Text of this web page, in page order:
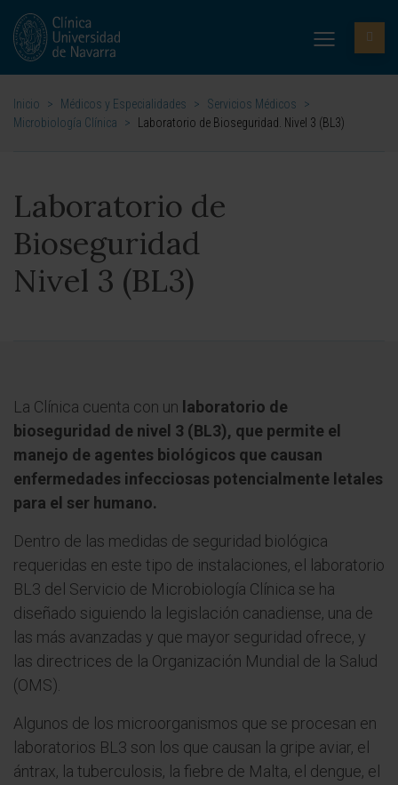
Inicio > Médicos y Especialidades > Servicios Médicos
>
Microbiología Clínica
> Laboratorio de Bioseguridad. Nivel 3 (BL3)
Laboratorio de
Bioseguridad
Nivel 3 (BL3)
La Clínica cuenta con un laboratorio de
bioseguridad de nivel 3 (BL3), que permite el
manejo de agentes biológicos que causan
enfermedades infecciosas potencialmente letales
para el ser humano.
Dentro de las medidas de seguridad biológica
requeridas en este tipo de instalaciones, el laboratorio
BL3 del Servicio de Microbiología Clínica se ha
diseñado siguiendo la legislación canadiense, una de
las más avanzadas y que mayor seguridad ofrece, y
las directrices de la Organización Mundial de la Salud
(OMS).
Algunos de los microorganismos que se procesan en
laboratorios BL3 son los que causan la gripe aviar, el
ántrax, la tuberculosis, la fiebre de Malta, el dengue, el